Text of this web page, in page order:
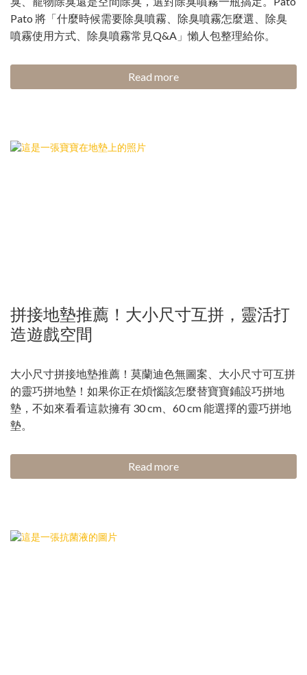
Pato 將「什麼時候需要除臭噴霧、除臭噴霧怎麼選、除臭
噴霧使用方式、除臭噴霧常見Q&A」懶人包整理給你。
Read more
拼接地墊推薦！大小尺寸互拼，靈活打
造遊戲空間
大小尺寸拼接地墊推薦！莫蘭迪色無圖案、大小尺寸可互拼
的靈巧拼地墊！如果你正在煩惱該怎麼替寶寶鋪設巧拼地
墊，不如來看看這款擁有 30 cm、60 cm 能選擇的靈巧拼地
墊。
Read more